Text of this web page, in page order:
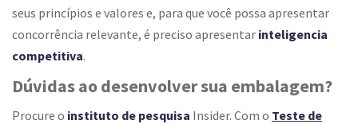
seus princípios e valores e, para que você possa apresentar
concorrência relevante, é preciso apresentar inteligencia
competitiva.
Dúvidas ao desenvolver sua embalagem?
Procure o instituto de pesquisa Insider. Com o Teste de